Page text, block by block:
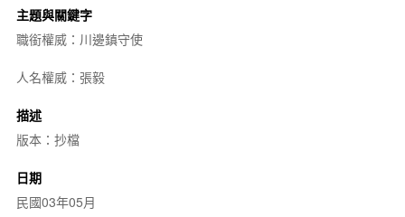
主題與關鍵字
職銜權威：川邊鎮守使
人名權威：張毅
描述
版本：抄檔
日期
民國03年05月